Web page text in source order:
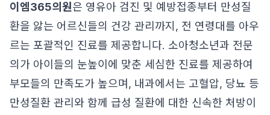
이엠365의원은 영유아 검진 및 예방접종부터 만성질
환을 앓는 어르신들의 건강 관리까지, 전 연령대를 아우
르는 포괄적인 진료를 제공합니다. 소아청소년과 전문
의가 아이들의 눈높이에 맞춘 세심한 진료를 제공하여
부모들의 만족도가 높으며, 내과에서는 고혈압, 당뇨 등
만성질환 관리와 함께 급성 질환에 대한 신속한 처방이